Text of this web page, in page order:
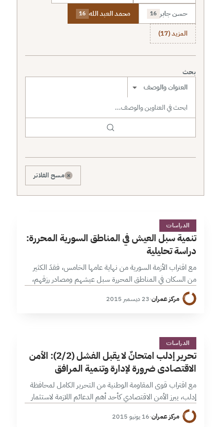
حسن جابر 16 محمد العبد الله 16
المزيد (17)
بحث
نطاق البحث
× مسح الفلاتر
ت1 دقائق
الدراسات
تنمية سبل العيش في المناطق السورية المحررة:
دراسة تحليلية
مع اقتراب الأزمة السورية من نهاية عامها الخامس، فقدَ الكثير
من السكان في المناطق المحررة سبل عيشهم ومصادر رزقهم،
مما أسهم في الارتفاع الكبير لمعدلات الفقر والبطالة وتزايد
الاعتماد على…
مركز عمران·23 ديسمبر 2015
ت1 دقائق
الدراسات
تحرير إدلب امتحانٌ لا يقبل الفشل (2/2): الأمن
الاقتصادي ضرورة لإدارة وتنمية المرافق
مع اقتراب قوى المقاومة الوطنية من التحرير الكامل لمحافظة
إدلب، يبرز الأمن الاقتصادي كأحد أهم الدعائم اللازمة لاستثمار
النجاح العسكري عبر تبني سياسات فاعلة لإدارة وتنمية المرافق
وتوطيد دعائم الاستقرار…
مركز عمران·16 يونيو 2015